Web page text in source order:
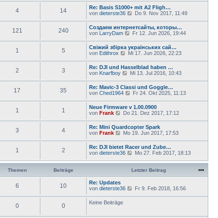
r
a
g
e
i
t
r
a
g
e
s
t
e
r
e
i
r
a
g
4 14
Re: Basis S1000+ mit A2 Fligh…
von dieterste36
N
e
s
t
e
r
e
i
t
r
a
g
Do 9. Nov 2017, 11:49
121 240
Создаем интернетсайты, которы…
von LarryDam
N
e
s
t
e
r
e
i
r
a
g
Fr 12. Jun 2026, 19:44
1 5
Свіжий збірка українських сай…
von Edithrox
N
e
s
t
e
r
e
i
t
r
a
g
Mi 17. Jun 2026, 22:23
2 3
Re: DJI und Hasselblad haben …
von Knarfboy
N
e
s
t
e
r
e
i
t
r
a
g
Mi 13. Jul 2016, 10:43
17 35
Re: Mavic-3 Classi und Goggle…
von Ched1964
N
e
s
t
e
r
e
i
t
r
a
Fr 24. Okt 2025, 11:13
1 1
Neue Firmware v 1.00.0900
von Frank
N
e
s
t
e
r
e
t
a
Do 21. Dez 2017, 17:12
3 4
Re: Mini Quardcopter Spark
von Frank
N
e
s
t
i
t
r
Mo 19. Jun 2017, 17:53
1 2
Re: DJI bietet Racer und Zube…
von dieterste36
N
u
e
s
e
t
Mo 27. Feb 2017, 18:13
Themen Beiträge Letzter Beitrag
6 10
Re: Updates
von dieterste36
NFr 9. Feb 2018, 16:56
0 0 Keine Beiträge